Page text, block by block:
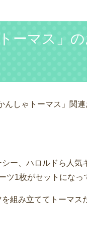
ーマス」
しゃトーマス」関
ー、ハロルドら人気
1枚がセットになっ
組み立ててトーマス